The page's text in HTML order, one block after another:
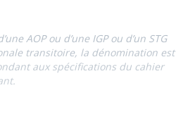
AOP ou d’une IGP ou d’un STG
transitoire, la dénomination est
aux spécifications du cahier